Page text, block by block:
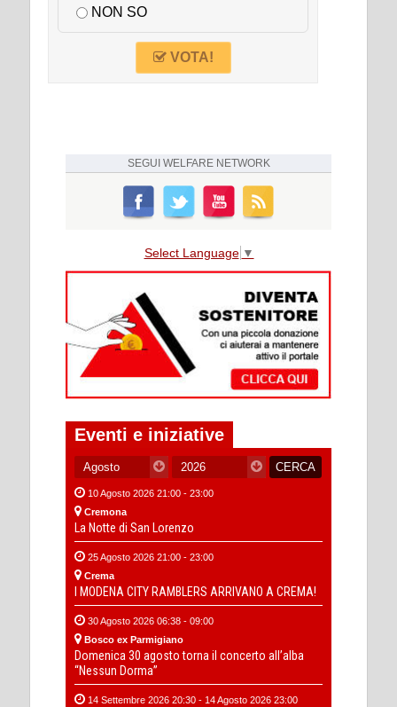
NON SO
VOTA!
SEGUI WELFARE NETWORK
Select Language ▼
Eventi e iniziative
10 Agosto 2026 21:00 - 23:00
Cremona
La Notte di San Lorenzo
25 Agosto 2026 21:00 - 23:00
Crema
I MODENA CITY RAMBLERS ARRIVANO A CREMA!
30 Agosto 2026 06:38 - 09:00
Bosco ex Parmigiano
Domenica 30 agosto torna il concerto all’alba
“Nessun Dorma”
14 Settembre 2026 20:30 - 14 Agosto 2026 23:00